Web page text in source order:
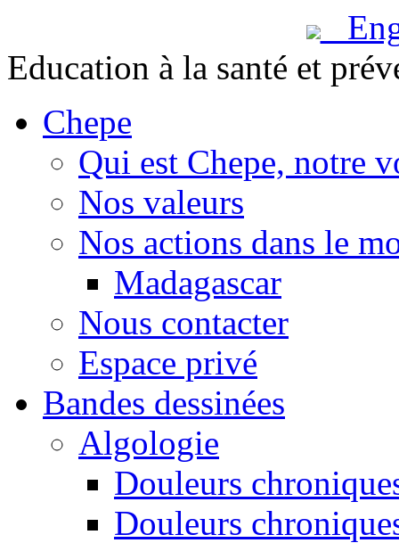
Education à la santé et
Chepe
Qui est Chepe, notre
Nos valeurs
Nos actions dans le
Madagascar
Nous contacter
Espace privé
Bandes dessinées
Algologie
Douleurs
Douleurs